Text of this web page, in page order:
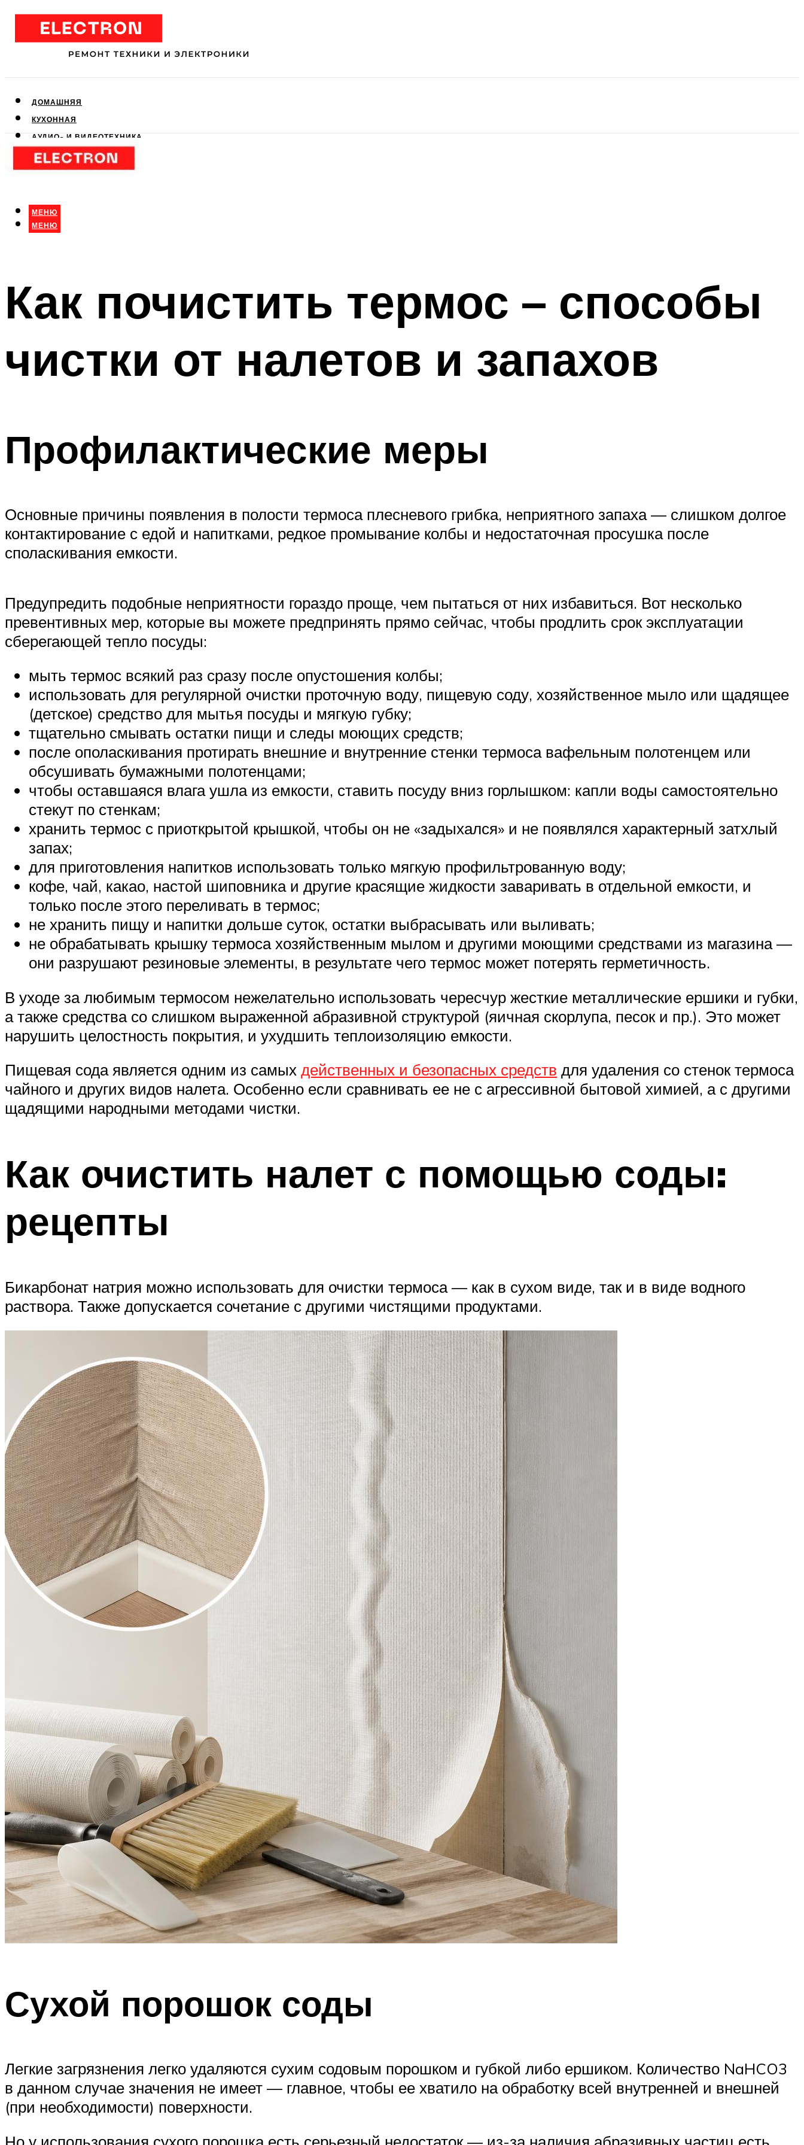
ДОМАШНЯЯ
КУХОННАЯ
АУДИО- И ВИДЕОТЕХНИКА
КЛИМАТИЧЕСКАЯ
ДЛЯ КРАСОТЫ
МЕНЮ
МЕНЮ
Как почистить термос – способы
чистки от налетов и запахов
Профилактические меры
Основные причины появления в полости термоса плесневого грибка, неприятного запаха — слишком долгое
контактирование с едой и напитками, редкое промывание колбы и недостаточная просушка после
споласкивания емкости.
Предупредить подобные неприятности гораздо проще, чем пытаться от них избавиться. Вот несколько
превентивных мер, которые вы можете предпринять прямо сейчас, чтобы продлить срок эксплуатации
сберегающей тепло посуды:
мыть термос всякий раз сразу после опустошения колбы;
использовать для регулярной очистки проточную воду, пищевую соду, хозяйственное мыло или щадящее
(детское) средство для мытья посуды и мягкую губку;
тщательно смывать остатки пищи и следы моющих средств;
после ополаскивания протирать внешние и внутренние стенки термоса вафельным полотенцем или
обсушивать бумажными полотенцами;
чтобы оставшаяся влага ушла из емкости, ставить посуду вниз горлышком: капли воды самостоятельно
стекут по стенкам;
хранить термос с приоткрытой крышкой, чтобы он не «задыхался» и не появлялся характерный затхлый
запах;
для приготовления напитков использовать только мягкую профильтрованную воду;
кофе, чай, какао, настой шиповника и другие красящие жидкости заваривать в отдельной емкости, и
только после этого переливать в термос;
не хранить пищу и напитки дольше суток, остатки выбрасывать или выливать;
не обрабатывать крышку термоса хозяйственным мылом и другими моющими средствами из магазина —
они разрушают резиновые элементы, в результате чего термос может потерять герметичность.
В уходе за любимым термосом нежелательно использовать чересчур жесткие металлические ершики и губки,
а также средства со слишком выраженной абразивной структурой (яичная скорлупа, песок и пр.). Это может
нарушить целостность покрытия, и ухудшить теплоизоляцию емкости.
Пищевая сода является одним из самых действенных и безопасных средств для удаления со стенок термоса
чайного и других видов налета. Особенно если сравнивать ее не с агрессивной бытовой химией, а с другими
щадящими народными методами чистки.
Как очистить налет с помощью соды:
рецепты
Бикарбонат натрия можно использовать для очистки термоса — как в сухом виде, так и в виде водного
раствора. Также допускается сочетание с другими чистящими продуктами.
Сухой порошок соды
Легкие загрязнения легко удаляются сухим содовым порошком и губкой либо ершиком. Количество NaHCO3
в данном случае значения не имеет — главное, чтобы ее хватило на обработку всей внутренней и внешней
(при необходимости) поверхности.